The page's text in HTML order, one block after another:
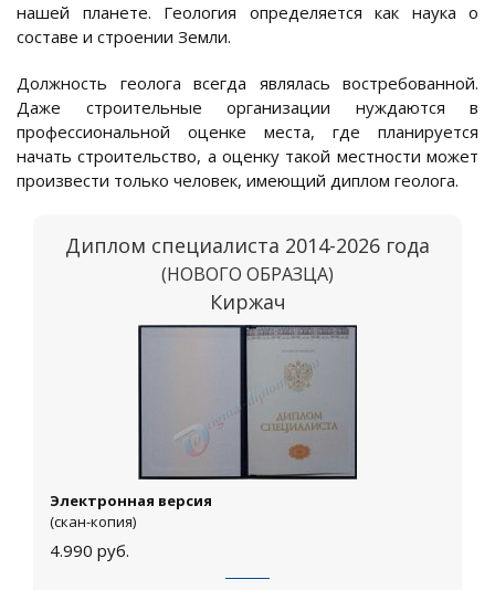
нашей планете. Геология определяется как наука о
составе и строении Земли.
Должность геолога всегда являлась востребованной.
Даже строительные организации нуждаются в
профессиональной оценке места, где планируется
начать строительство, а оценку такой местности может
произвести только человек, имеющий диплом геолога.
Диплом специалиста 2014-2026 года
(НОВОГО ОБРАЗЦА)
Киржач
Электронная версия
(скан-копия)
4.990 руб.